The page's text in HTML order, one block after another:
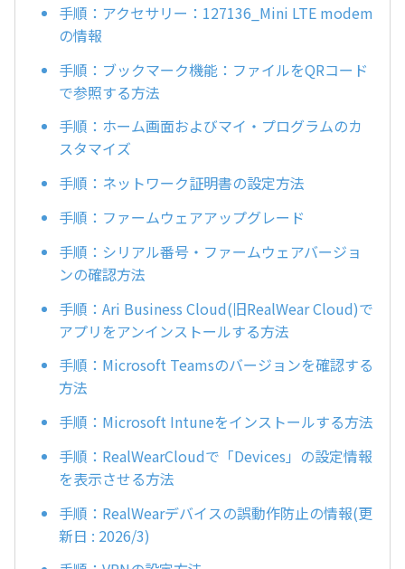
手順：アクセサリー：127136_Mini LTE modem
の情報
手順：ブックマーク機能：ファイルをQRコード
で参照する方法
手順：ホーム画面およびマイ・プログラムのカ
スタマイズ
手順：ネットワーク証明書の設定方法
手順：ファームウェアアップグレード
手順：シリアル番号・ファームウェアバージョ
ンの確認方法
手順：Ari Business Cloud(旧RealWear Cloud)で
アプリをアンインストールする方法
手順：Microsoft Teamsのバージョンを確認する
方法
手順：Microsoft Intuneをインストールする方法
手順：RealWearCloudで「Devices」の設定情報
を表示させる方法
手順：RealWearデバイスの誤動作防止の情報(更
新日 : 2026/3)